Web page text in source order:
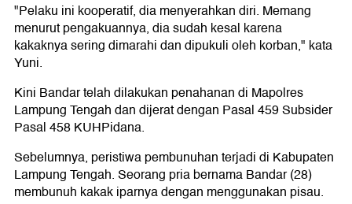
"Pelaku ini kooperatif, dia menyerahkan diri. Memang
menurut pengakuannya, dia sudah kesal karena
kakaknya sering dimarahi dan dipukuli oleh korban," kata
Yuni.
Kini Bandar telah dilakukan penahanan di Mapolres
Lampung Tengah dan dijerat dengan Pasal 459 Subsider
Pasal 458 KUHPidana.
Sebelumnya, peristiwa pembunuhan terjadi di Kabupaten
Lampung Tengah. Seorang pria bernama Bandar (28)
membunuh kakak iparnya dengan menggunakan pisau.